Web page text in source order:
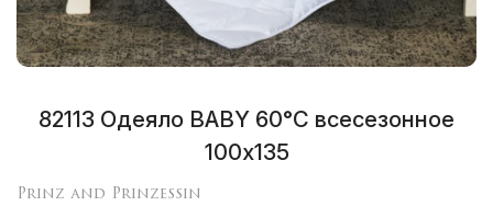
82113 Одеяло BABY 60°C всесезонное
100х135
Prinz and Prinzessin